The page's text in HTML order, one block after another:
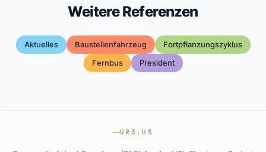
Weitere Referenzen
Aktuelles Baustellenfahrzeug
Fortpflanzungszyklus
Fernbus
President
UR3.US